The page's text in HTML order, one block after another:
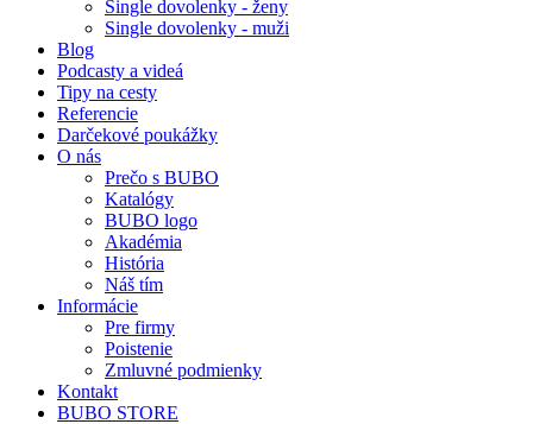
Single dovolenky - ženy
Single dovolenky - muži
Blog
Podcasty a videá
Tipy na cesty
Referencie
Darčekové poukážky
O nás
Prečo s BUBO
Katalógy
BUBO logo
Akadémia
História
Náš tím
Informácie
Pre firmy
Poistenie
Zmluvné podmienky
Kontakt
BUBO STORE